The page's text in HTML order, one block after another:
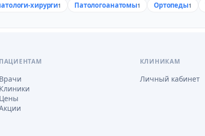
хирурги1 Патологоанатомы1 Ортопеды1
ПАЦИЕНТАМ
Врачи
Клиники
Цены
КЛИНИКАМ
Личный кабинет